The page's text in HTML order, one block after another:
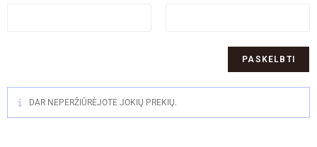
DAR NEPERŽIŪRĖJOTE JOKIŲ PREKIŲ.